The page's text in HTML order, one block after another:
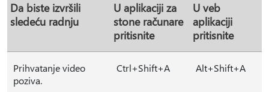
Da biste izvršili
sledeću radnju
U aplikaciji za
stone računare
pritisnite
U veb
aplikaciji
pritisnite
Prihvatanje video
poziva.
Ctrl+Shift+A Alt+Shift+A